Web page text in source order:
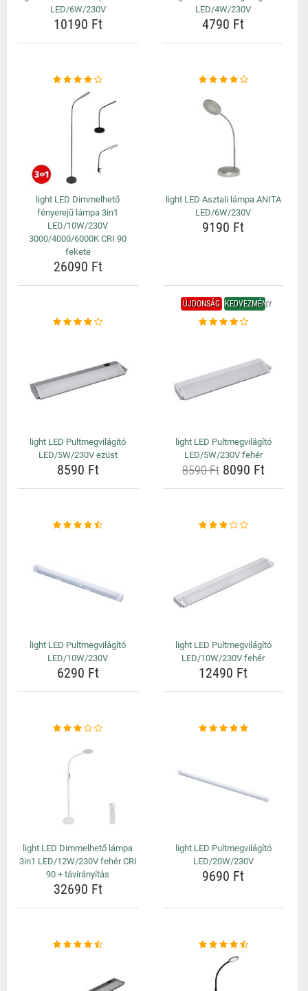
LED/6W/230V
10190 Ft
LED/4W/230V
4790 Ft
light LED Dimmelhető
fényerejű lámpa 3in1
LED/10W/230V
3000/4000/6000K CRI 90
fekete
26090 Ft
light LED Asztali lámpa ANITA
LED/6W/230V
9190 Ft
light LED Pultmegvilágító
LED/5W/230V ezüst
8590 Ft
ÚJDONSÁG KEDVEZMÉNY
light LED Pultmegvilágító
LED/5W/230V fehér
8590 Ft8090 Ft
light LED Pultmegvilágító
LED/10W/230V
6290 Ft
light LED Pultmegvilágító
LED/10W/230V fehér
12490 Ft
light LED Dimmelhető lámpa
3in1 LED/12W/230V fehér CRI
90 + távirányítás
32690 Ft
light LED Pultmegvilágító
LED/20W/230V
9690 Ft